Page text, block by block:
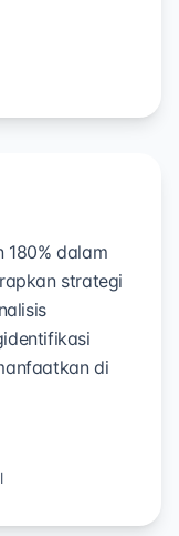
180% dalam
strategi
di